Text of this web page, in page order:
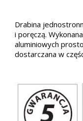
Drabina
i poręczą.
aluminiowych
dostarczana w